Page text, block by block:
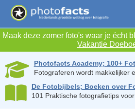
Maak deze zomer foto's waar je écht
Vakantie
Photofacts Academy; 100+
Fotograferen wordt makkelijker
De Fotobijbels; Boeken over
101 Praktische fotografietips